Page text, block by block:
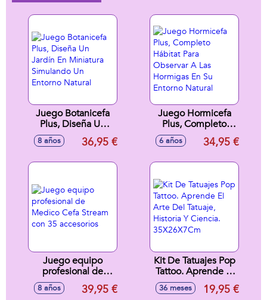
Juego Botanicefa
Plus, Diseña Un
Jardín En Miniatura
Simulando Un
8 años 36,95 €
Juego Hormicefa
Plus, Completo
Hábitat Para
Observar A Las
6 años 34,95 €
Juego equipo
profesional de
Medico Cefa
Stream con 35
8 años 39,95 €
Kit De Tatuajes Pop
Tattoo. Aprende El
Arte Del Tatuaje,
Historia Y Ciencia.
36 meses 19,95 €